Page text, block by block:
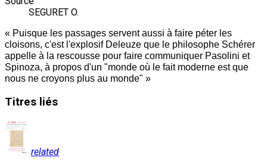
SEGURET O.
« Puisque les passages servent aussi à faire péter les
cloisons, c'est l'explosif Deleuze que le philosophe Schérer
appelle à la rescousse pour faire communiquer Pasolini et
Spinoza, à propos d'un "monde où le fait moderne est que
nous ne croyons plus au monde" »
Titres liés
related